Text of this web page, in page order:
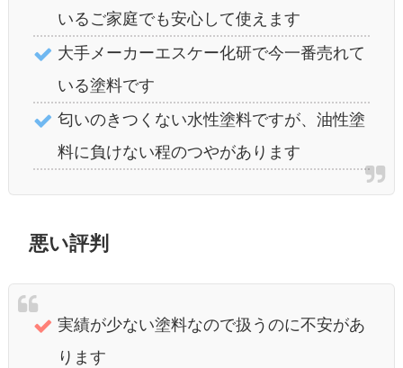
いるご家庭でも安心して使えます
大手メーカーエスケー化研で今一番売れて
いる塗料です
匂いのきつくない水性塗料ですが、油性塗
料に負けない程のつやがあります
悪い評判
実績が少ない塗料なので扱うのに不安があ
ります